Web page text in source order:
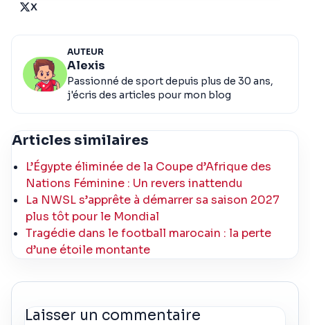
X
AUTEUR
Alexis
Passionné de sport depuis plus de 30 ans,
j'écris des articles pour mon blog
Articles similaires
L’Égypte éliminée de la Coupe d’Afrique des
Nations Féminine : Un revers inattendu
La NWSL s’apprête à démarrer sa saison 2027
plus tôt pour le Mondial
Tragédie dans le football marocain : la perte
d’une étoile montante
Laisser un commentaire